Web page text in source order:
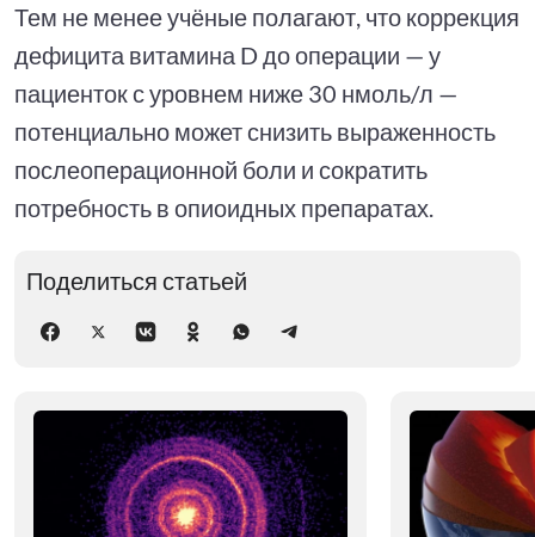
Тем не менее учёные полагают, что коррекция
дефицита витамина D до операции — у
пациенток с уровнем ниже 30 нмоль/л —
потенциально может снизить выраженность
послеоперационной боли и сократить
потребность в опиоидных препаратах.
Поделиться статьей